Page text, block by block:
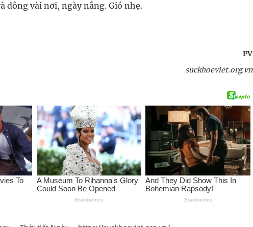
dông vài nơi, ngày nắng. Gió nhẹ.
PV
suckhoeviet.org.vn